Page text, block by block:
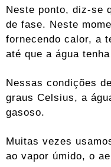
Neste ponto, diz-se
de fase. Neste
fornecendo calor, a
até que a água
Nessas condições
graus Celsius, a
gasoso.
Muitas vezes
ao vapor úmido, o